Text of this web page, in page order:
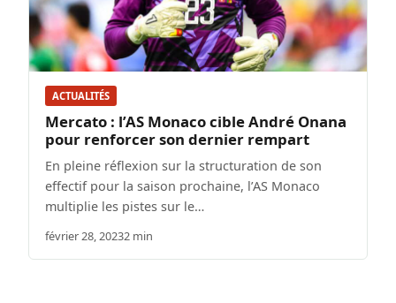
ACTUALITÉS
Mercato : l’AS Monaco cible André Onana
pour renforcer son dernier rempart
En pleine réflexion sur la structuration de son
effectif pour la saison prochaine, l’AS Monaco
multiplie les pistes sur le…
février 28, 20232 min